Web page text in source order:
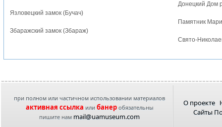
Язловецкий замок (Бучач)
Збаражский замок (Збараж)
Донецкий Дом
Памятник
Свято-
при полном или частичном использовании материалов
активная ссылка или банеробязательны
пишите нам mail@uamuseum.com
О проекте
Сайты